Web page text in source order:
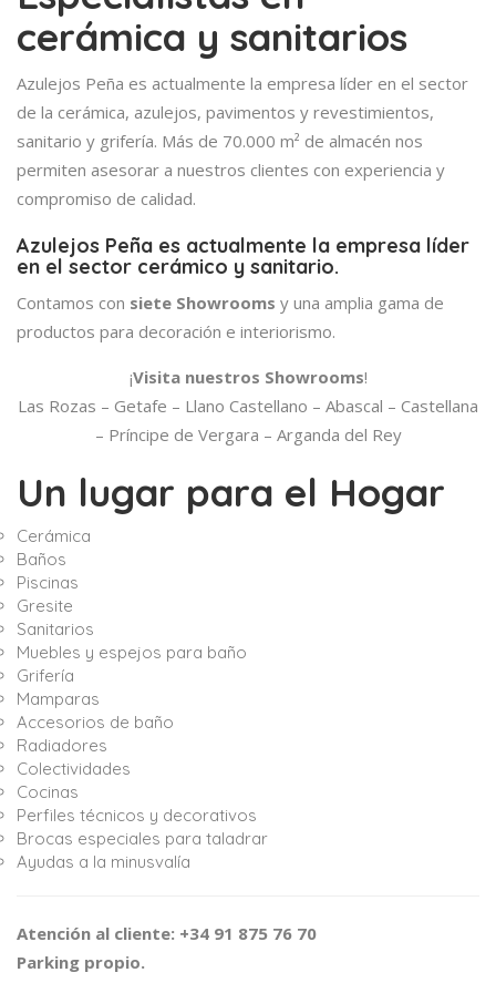
cerámica y sanitarios
Azulejos Peña es actualmente la empresa líder en el sector
de la cerámica, azulejos, pavimentos y revestimientos,
sanitario y grifería. Más de 70.000 m² de almacén nos
permiten asesorar a nuestros clientes con experiencia y
compromiso de calidad.
Azulejos Peña es actualmente la empresa líder
en el sector cerámico y sanitario.
Contamos con siete Showrooms y una amplia gama de
productos para decoración e interiorismo.
¡Visita nuestros Showrooms!
Las Rozas – Getafe – Llano Castellano – Abascal – Castellana
– Príncipe de Vergara – Arganda del Rey
Un lugar para el Hogar
Cerámica
Baños
Piscinas
Gresite
Sanitarios
Muebles y espejos para baño
Grifería
Mamparas
Accesorios de baño
Radiadores
Colectividades
Cocinas
Perfiles técnicos y decorativos
Brocas especiales para taladrar
Ayudas a la minusvalía
Atención al cliente: +34 91 875 76 70
Parking propio.